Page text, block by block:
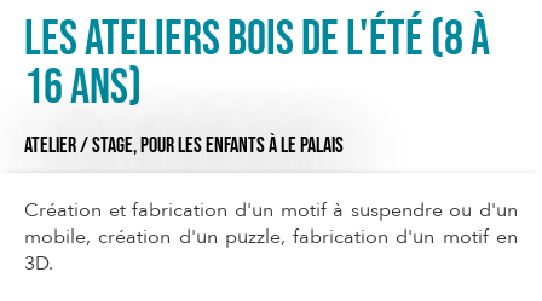
Les Ateliers bois de l'été (8 à
16 ans)
ATELIER / STAGE,POUR LES ENFANTSÀ LE PALAIS
Création et fabrication d'un motif à suspendre ou d'un
mobile, création d'un puzzle, fabrication d'un motif en
3D.